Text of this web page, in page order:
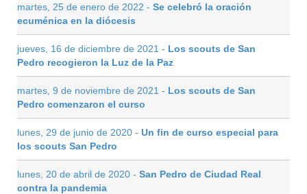
martes, 25 de enero de 2022 - Se celebró la oración
ecuménica en la diócesis
jueves, 16 de diciembre de 2021 - Los scouts de San
Pedro recogieron la Luz de la Paz
martes, 9 de noviembre de 2021 - Los scouts de San
Pedro comenzaron el curso
lunes, 29 de junio de 2020 - Un fin de curso especial para
los scouts San Pedro
lunes, 20 de abril de 2020 - San Pedro de Ciudad Real
contra la pandemia